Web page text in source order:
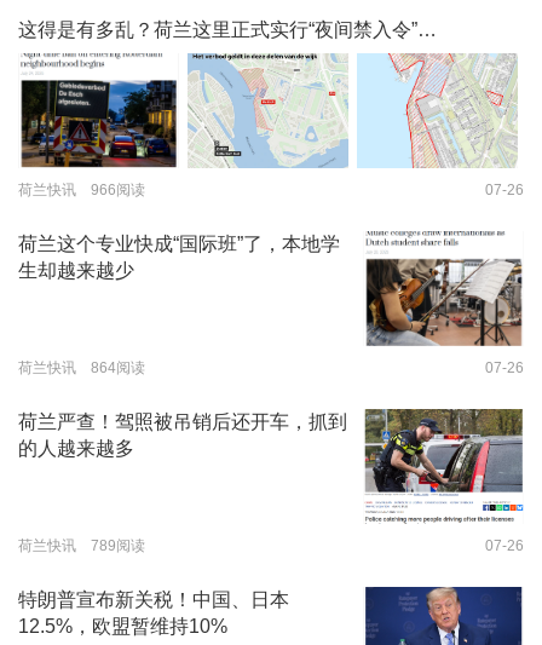
这得是有多乱？荷兰这里正式实行“夜间禁入令”…
荷兰快讯 966阅读 07-26
荷兰这个专业快成“国际班”了，本地学
生却越来越少
荷兰快讯 864阅读 07-26
荷兰严查！驾照被吊销后还开车，抓到
的人越来越多
荷兰快讯 789阅读 07-26
特朗普宣布新关税！中国、日本
12.5%，欧盟暂维持10%